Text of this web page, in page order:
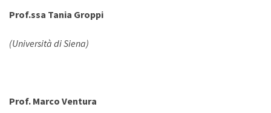
Prof.ssa Tania Groppi
(Università di Siena)
Prof. Marco Ventura